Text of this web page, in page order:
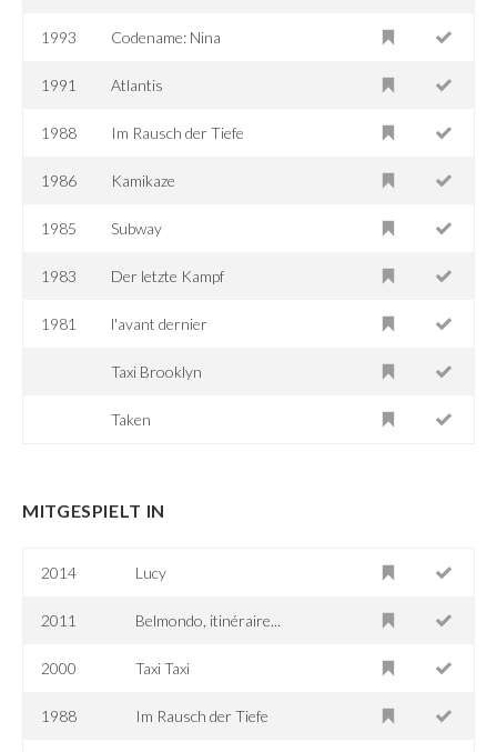
1993 Codename: Nina
1991 Atlantis
1988 Im Rausch der Tiefe
1986 Kamikaze
1985 Subway
1983 Der letzte Kampf
1981 l'avant dernier
Taxi Brooklyn
Taken
MITGESPIELT IN
2014 Lucy
2011 Belmondo, itinéraire...
2000 Taxi Taxi
1988 Im Rausch der Tiefe